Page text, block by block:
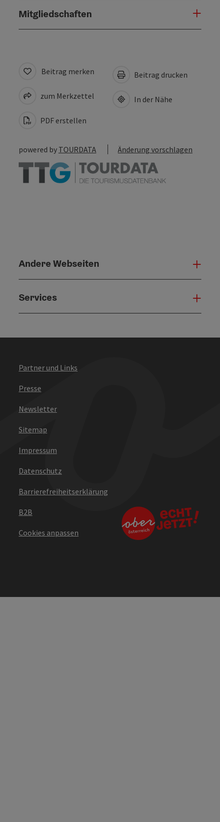
Mitgliedschaften
Beitrag merken
zum Merkzettel
PDF erstellen
Beitrag drucken
In der Nähe
powered by TOURDATA Änderung vorschlagen
Andere Webseiten
Services
Partner und Links
Presse
Newsletter
Sitemap
Impressum
Datenschutz
Barrierefreiheitserklärung
B2B
Cookies anpassen